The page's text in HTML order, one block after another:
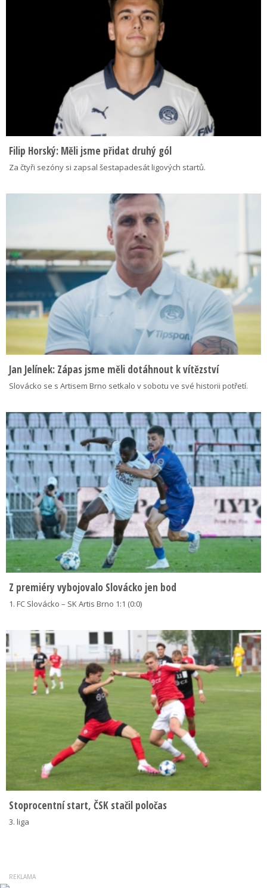
Filip Horský: Měli jsme přidat druhý gól
Za čtyři sezóny si zapsal šestapadesát ligových startů.
Jan Jelínek: Zápas jsme měli dotáhnout k vítězství
Slovácko se s Artisem Brno setkalo v sobotu ve své historii potřetí.
Z premiéry vybojovalo Slovácko jen bod
1. FC Slovácko – SK Artis Brno 1:1 (0:0)
Stoprocentní start, ČSK stačil poločas
3. liga